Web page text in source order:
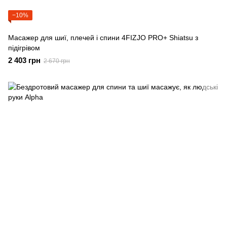
−10%
Масажер для шиї, плечей і спини 4FIZJO PRO+ Shiatsu з
підігрівом
2 403 грн 2 670 грн